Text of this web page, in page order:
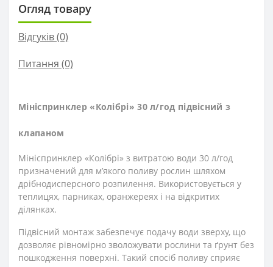
Огляд товару
Відгуків (0)
Питання (0)
Мініспринклер «Колібрі» 30 л/год підвісний з
клапаном
Мініспринклер «Колібрі» з витратою води 30 л/год
призначений для м’якого поливу рослин шляхом
дрібнодисперсного розпилення. Використовується у
теплицях, парниках, оранжереях і на відкритих
ділянках.
Підвісний монтаж забезпечує подачу води зверху, що
дозволяє рівномірно зволожувати рослини та ґрунт без
пошкодження поверхні. Такий спосіб поливу сприяє